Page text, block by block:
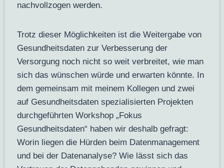
nachvollzogen werden.
Trotz dieser Möglichkeiten ist die Weitergabe von
Gesundheitsdaten zur Verbesserung der
Versorgung noch nicht so weit verbreitet, wie man
sich das wünschen würde und erwarten könnte. In
dem gemeinsam mit meinem Kollegen und zwei
auf Gesundheitsdaten spezialisierten Projekten
durchgeführten Workshop „Fokus
Gesundheitsdaten“ haben wir deshalb gefragt:
Worin liegen die Hürden beim Datenmanagement
und bei der Datenanalyse? Wie lässt sich das